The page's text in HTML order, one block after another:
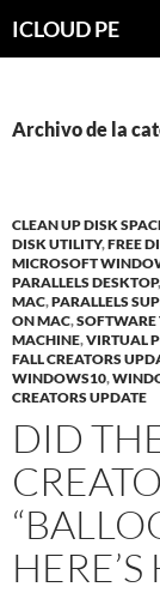
hacia
ICLOUD PE
Archivo de la
CLEAN UP DISK
DISK UTILITY,FREE
MICROSOFT
PARALLELS DESKTOP,
MAC,PARALLELS
ON MAC,SOFTWARE
MACHINE,VIRTUAL
FALL CREATORS
WINDOWS10,
CREATORS UPDATE
DID